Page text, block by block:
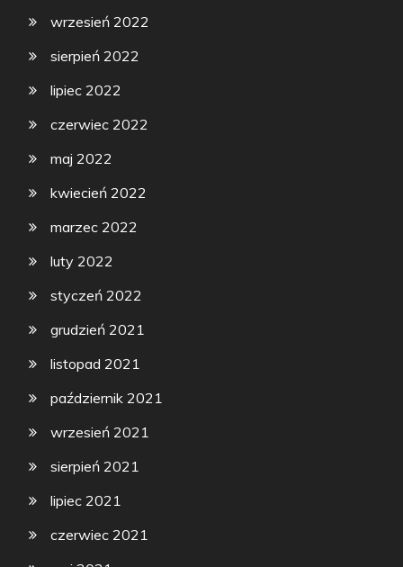
wrzesień 2022
sierpień 2022
lipiec 2022
czerwiec 2022
maj 2022
kwiecień 2022
marzec 2022
luty 2022
styczeń 2022
grudzień 2021
listopad 2021
październik 2021
wrzesień 2021
sierpień 2021
lipiec 2021
czerwiec 2021